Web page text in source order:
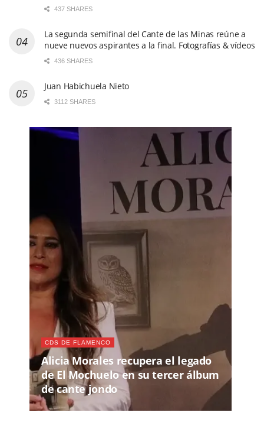
437 SHARES
La segunda semifinal del Cante de las Minas reúne a
nueve nuevos aspirantes a la final. Fotografías & vídeos
436 SHARES
Juan Habichuela Nieto
3112 SHARES
CDS DE FLAMENCO
Alicia Morales recupera el legado
de El Mochuelo en su tercer álbum
de cante jondo